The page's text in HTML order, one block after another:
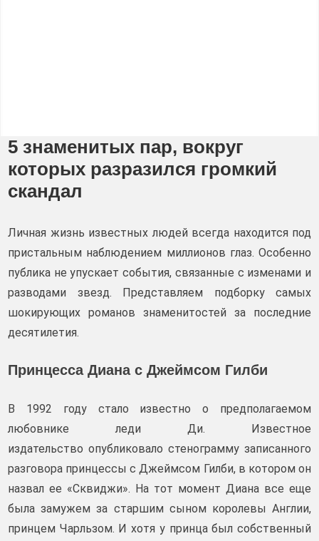
5 знаменитых пар, вокруг
которых разразился громкий
скандал
Личная жизнь известных людей всегда находится под
пристальным наблюдением миллионов глаз. Особенно
публика не упускает события, связанные с изменами и
разводами звезд. Представляем подборку самых
шокирующих романов знаменитостей за последние
десятилетия.
Принцесса Диана с Джеймсом Гилби
В 1992 году стало известно о предполагаемом
любовнике леди Ди. Известное
издательство опубликовало стенограмму записанного
разговора принцессы с Джеймсом Гилби, в котором он
назвал ее «Сквиджи». На тот момент Диана все еще
была замужем за старшим сыном королевы Англии,
принцем Чарльзом. И хотя у принца был собственный